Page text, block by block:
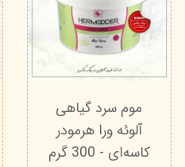
موم سرد گیاهی
آلوئه ورا هرمودر
کاسه‌ای - 300 گرم